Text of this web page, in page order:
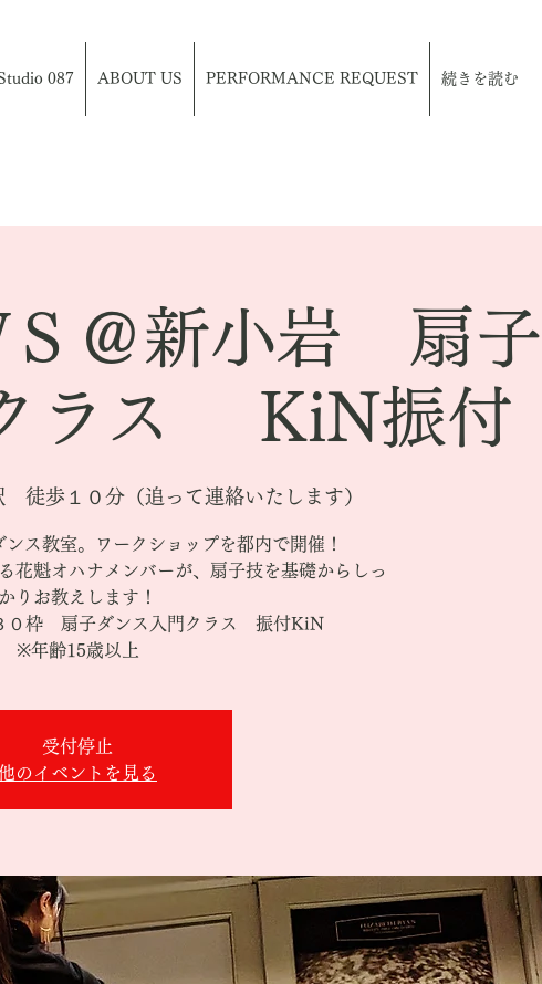
087 ABOUT US PERFORMANCE REQUEST 続きを読む
Ｓ＠新小岩 扇子
ラス KiN振付
徒歩１０分（追って連絡いたします）
ス教室。ワークショップを都内で開催！
花魁オハナメンバーが、扇子技を基礎からしっ
かりお教えします！
０枠 扇子ダンス入門クラス 振付KiN
※年齢15歳以上
受付停止
のイベントを見る